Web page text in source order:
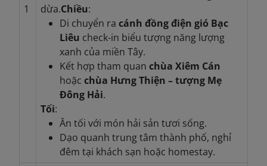
1
dừa.Chiều:
Di chuyển ra cánh đồng điện gió Bạc
Liêu check-in biểu tượng năng lượng
xanh của miền Tây.
Kết hợp tham quan chùa Xiêm Cán
hoặc chùa Hưng Thiện – tượng Mẹ
Đông Hải.
Tối:
Ăn tối với món hải sản tươi sống.
Dạo quanh trung tâm thành phố, nghỉ
đêm tại khách sạn hoặc homestay.